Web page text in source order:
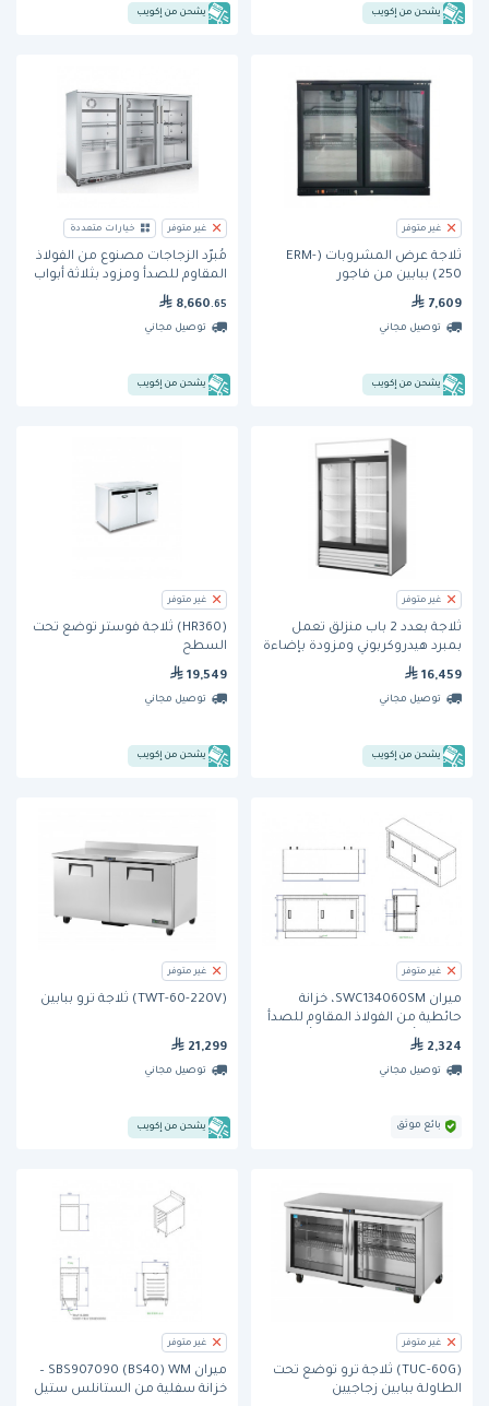
يشحن من إكويب يشحن من إكويب
غير متوفر
ثلاجة عرض المشروبات (ERM-
250) ببابين من فاجور
7,609
توصيل مجاني
يشحن من إكويب
غير متوفر خيارات متعددة
مُبرّد الزجاجات مصنوع من الفولاذ
المقاوم للصدأ ومزود بثلاثة أبواب
8,660 .65
توصيل مجاني
يشحن من إكويب
غير متوفر
ثلاجة بعدد 2 باب منزلق تعمل
بمبرد هيدروكربوني ومزودة بإضاءة
16,459
توصيل مجاني
يشحن من إكويب
غير متوفر
(HR360) ثلاجة فوستر توضع تحت
السطح
19,549
توصيل مجاني
يشحن من إكويب
غير متوفر
ميران SWC134060SM، خزانة
حائطية من الفولاذ المقاوم للصدأ
مزودة بأبواب منزلقة ورف أوسط
2,324
توصيل مجاني
بائع موثق
غير متوفر
(TWT-60-220V) ثلاجة ترو ببابين
21,299
توصيل مجاني
يشحن من إكويب
غير متوفر
(TUC-60G) ثلاجة ترو توضع تحت
الطاولة ببابين زجاجيين
غير متوفر
ميران SBS907090 (BS40) WM –
خزانة سفلية من الستانلس ستيل